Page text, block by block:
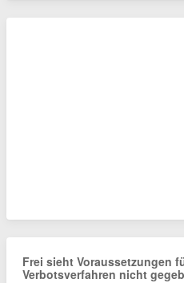
Frei sieht Voraussetzungen
Verbotsverfahren nicht